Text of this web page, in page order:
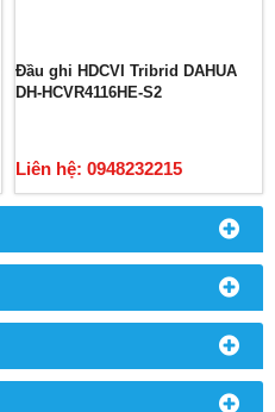
Đầu ghi HDCVI Tribrid DAHUA
DH-HCVR4116HE-S2
Liên hệ: 0948232215